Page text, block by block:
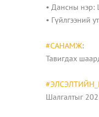
• Дансны нэр:
• Гүйлгээний
#САНАМЖ:
Тавигдах
Шалгалтыг